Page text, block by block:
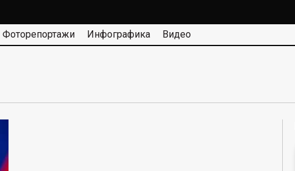
Фоторепортажи Инфографика Видео